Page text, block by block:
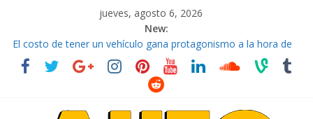
jueves, agosto 6, 2026
New:
El costo de tener un vehículo gana protagonismo a la hora de
decidir
Ultima película ‘Spider‑Man: Brand New Day’ pone en escena a